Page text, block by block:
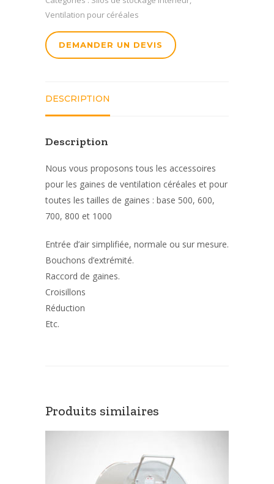
Ventilation pour céréales
DEMANDER UN DEVIS
DESCRIPTION
Description
Nous vous proposons tous les accessoires
pour les gaines de ventilation céréales et pour
toutes les tailles de gaines : base 500, 600,
700, 800 et 1000
Entrée d’air simplifiée, normale ou sur mesure.
Bouchons d’extrémité.
Raccord de gaines.
Croisillons
Réduction
Etc.
Produits similaires